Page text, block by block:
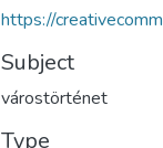
https://
Subject
várostörténet
Type